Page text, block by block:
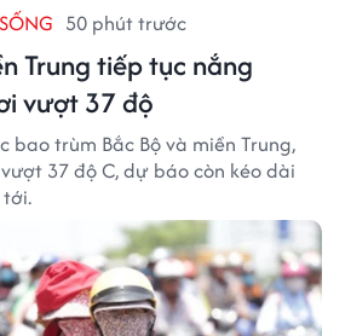
50 phút trước
Trung tiếp tục nắng
vượt 37 độ
bao trùm Bắc Bộ và miền Trung,
37 độ C, dự báo còn kéo dài